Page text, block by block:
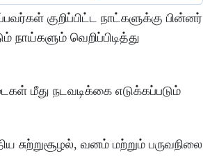
குறிப்பிட்ட நாட்களுக்கு பின்னர்
நாய்களும் வெறிப்பிடித்து
மீது நடவடிக்கை எடுக்கப்படும்
சுற்றுசூழல், வனம் மற்றும் பருவநிலை